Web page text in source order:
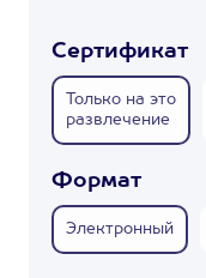
Сертификат
Только на это
развлечение
Формат
Электронный